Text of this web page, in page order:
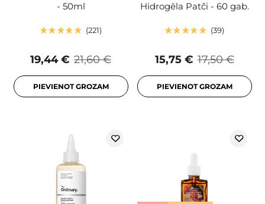
- 50ml
221
21,60 €
19,44 €
PIEVIENOT GROZAM
Hidrogēla Patči - 60 gab.
39
17,50 €
15,75 €
PIEVIENOT GROZAM